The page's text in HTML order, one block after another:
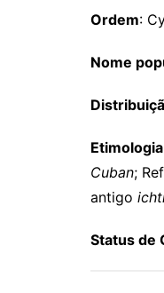
Ordem:
Nome
Etimologia
Cuban;
antigo
Status de